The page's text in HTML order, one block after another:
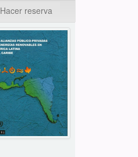
Hacer reserva